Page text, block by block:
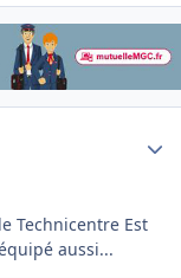
Technicentre Est
aussi...